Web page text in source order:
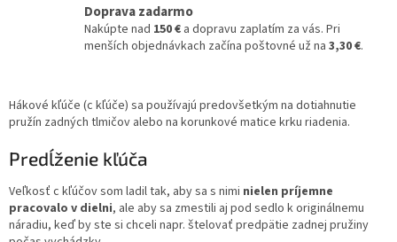
Doprava zadarmo
Nakúpte nad 150 € a dopravu zaplatím za vás. Pri
menších objednávkach začína poštovné už na 3,30 €.
Hákové kľúče (c kľúče) sa používajú predovšetkým na dotiahnutie
pružín zadných tlmičov alebo na korunkové matice krku riadenia.
Predĺženie kľúča
Veľkosť c kľúčov som ladil tak, aby sa s nimi nielen príjemne
pracovalo v dielni, ale aby sa zmestili aj pod sedlo k originálnemu
náradiu, keď by ste si chceli napr. štelovať predpätie zadnej pružiny